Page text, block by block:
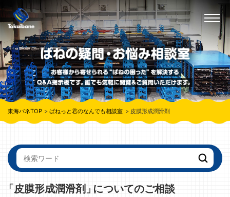
東海バネTOP ばねっと君のなんでも相談室 皮膜形成潤滑剤
「皮膜形成潤滑剤」についてのご相談